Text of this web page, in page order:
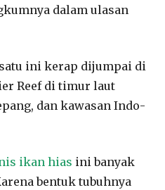
dalam ulasan
ini kerap dijumpai di
Reef di timur laut
dan kawasan Indo-
ikan hias ini banyak
bentuk tubuhnya